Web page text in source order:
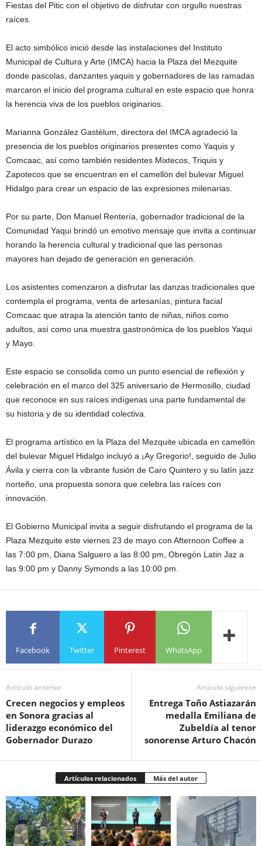
Fiestas del Pitic con el objetivo de disfrutar con orgullo nuestras
raíces.
El acto simbólico inició desde las instalaciones del Instituto
Municipal de Cultura y Arte (IMCA) hacia la Plaza del Mezquite
donde pascolas, danzantes yaquis y gobernadores de las ramadas
marcaron el inicio del programa cultural en este espacio que honra
la herencia viva de los pueblos originarios.
Marianna González Gastélum, directora del IMCA agradeció la
presencia de los pueblos originarios presentes como Yaquis y
Comcaac, así como también residentes Mixtecos, Triquis y
Zapotecos que se encuentran en el camellón del bulevar Miguel
Hidalgo para crear un espacio de las expresiones milenarias.
Por su parte, Don Manuel Rentería, gobernador tradicional de la
Comunidad Yaqui brindó un emotivo mensaje que invita a continuar
horando la herencia cultural y tradicional que las personas
mayores han dejado de generación en generación.
Los asistentes comenzaron a disfrutar las danzas tradicionales que
contempla el programa, venta de artesanías, pintura facial
Comcaac que atrapa la atención tanto de niñas, niños como
adultos, así como una muestra gastronómica de los pueblos Yaqui
y Mayo.
Este espacio se consolida como un punto esencial de reflexión y
celebración en el marco del 325 aniversario de Hermosillo, ciudad
que reconoce en sus raíces indígenas una parte fundamental de
su historia y de su identidad colectiva.
El programa artístico en la Plaza del Mezquite ubicada en camellón
del bulevar Miguel Hidalgo incluyó a ¡Ay Gregorio!, seguido de Julio
Ávila y cierra con la vibrante fusión de Caro Quintero y su latín jazz
norteño, una propuesta sonora que celebra las raíces con
innovación.
El Gobierno Municipal invita a seguir disfrutando el programa de la
Plaza Mezquite este viernes 23 de mayo con Afternoon Coffee a
las 7:00 pm, Diana Salguero a las 8:00 pm, Obregón Latin Jaz a
las 9:00 pm y Danny Symonds a las 10:00 pm.
Facebook Twitter Pinterest WhatsApp
Artículo anterior
Crecen negocios y empleos
en Sonora gracias al
liderazgo económico del
Gobernador Durazo
Artículo siguiente
Entrega Toño Astiazarán
medalla Emiliana de
Zubeldía al tenor
sonorense Arturo Chacón
Artículos relacionados Más del autor